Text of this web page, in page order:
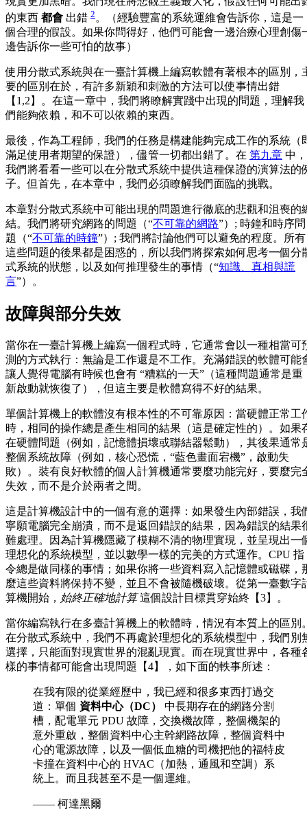
的東西 都會 出錯 2。（經驗豐富的系統運維會告訴你，這是一
個合理的假設。如果你問得好，他們可能會一邊治療心理創傷
邊告訴你一些可怕的故事）
使用分散式系統與在一臺計算機上編寫軟體有著根本的區別，
要的區別在於，有許多新穎和刺激的方法可以使事情出錯
【1,2】。在這一章中，我們將瞭解實踐中出現的問題，理解我
們能夠依賴，和不可以依賴的東西。
最後，作為工程師，我們的任務是構建能夠完成工作的系統（
滿足使用者期望的保證），儘管一切都出錯了。在 第九章 中，
我們將看看一些可以在分散式系統中提供這種保證的演算法的
子。但首先，在本章中，我們必須瞭解我們面臨的挑戰。
本章對分散式系統中可能出現的問題進行徹底的悲觀和沮喪的
結。我們將研究網路的問題（“不可靠的網路”）; 時鐘和時序問
題（“不可靠的時鐘”）; 我們將討論他們可以避免的程度。所有
這些問題的後果都是困惑的，所以我們將探索如何思考一個分
式系統的狀態，以及如何推理發生的事情（“知識、真相與謊
言”）。
故障與部分失效
當你在一臺計算機上編寫一個程式時，它通常會以一種相當可
測的方式執行：無論是工作還是不工作。充滿錯誤的軟體可能
讓人覺得電腦有時候也會有 “糟糕的一天”（這種問題通常是重
新啟動就恢復了），但這主要是軟體寫得不好的結果。
單個計算機上的軟體沒有根本性的不可靠原因：當硬體正常工
時，相同的操作總是產生相同的結果（這是確定性的）。如果
在硬體問題（例如，記憶體損壞或聯結器鬆動），其後果通常
整個系統故障（例如，核心恐慌，“藍色畫面宕機”，啟動失
敗）。裝有良好軟體的個人計算機通常要麼功能完好，要麼完
失效，而不是介於兩者之間。
這是計算機設計中的一個有意的選擇：如果發生內部錯誤，我
寧願電腦完全崩潰，而不是返回錯誤的結果，因為錯誤的結果
難處理。因為計算機隱藏了模糊不清的物理實現，並呈現出一
理想化的系統模型，並以數學一樣的完美的方式運作。CPU 指
令總是做同樣的事情；如果你將一些資料寫入記憶體或磁碟，
麼這些資料將保持不變，並且不會被隨機破壞。從第一臺數字
算機開始， 始終正確地計算這個設計目標貫穿始終【3】。
當你編寫執行在多臺計算機上的軟體時，情況有本質上的區別
在分散式系統中，我們不再處於理想化的系統模型中，我們別
選擇，只能面對現實世界的混亂現實。而在現實世界中，各種
樣的事情都可能會出現問題【4】，如下面的軼事所述：
在我有限的從業經歷中，我已經和很多東西打過交
道：單個 資料中心（DC）
中長期存在的網路分割
槽，配電單元 PDU 故障，交換機故障，整個機架的
意外重啟，整個資料中心主幹網路故障，整個資料中
心的電源故障，以及一個低血糖的司機把他的福特皮
卡撞在資料中心的 HVAC（加熱，通風和空調）系
統上。而且我甚至不是一個運維。
—— 柯達黑爾